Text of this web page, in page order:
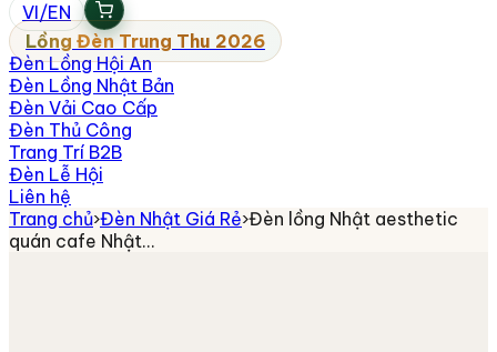
VI/EN
Lồng Đèn Trung Thu 2026
Đèn Lồng Hội An
Đèn Lồng Nhật Bản
Đèn Vải Cao Cấp
Đèn Thủ Công
Trang Trí B2B
Đèn Lễ Hội
Liên hệ
Trang chủ›Đèn Nhật Giá Rẻ›Đèn lồng Nhật aesthetic
quán cafe Nhật…